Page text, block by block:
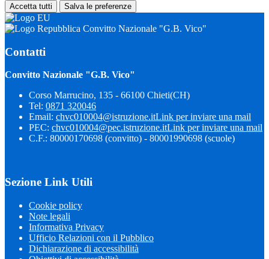
Accetta tutti Salva le preferenze
Convitto Nazionale "G.B. Vico"
Contatti
Convitto Nazionale "G.B. Vico"
Corso Marrucino, 135 - 66100 Chieti(CH)
Tel: 0871 320046
Email: chvc010004@istruzione.itLink per inviare una mail
PEC: chvc010004@pec.istruzione.itLink per inviare una mail
C.F.: 80000170698 (convitto) - 80001990698 (scuole)
Sezione Link Utili
Cookie policy
Note legali
Informativa Privacy
Ufficio Relazioni con il Pubblico
Dichiarazione di accessibilità